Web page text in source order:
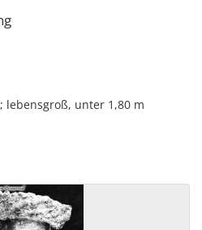
lebensgroß, unter 1,80 m